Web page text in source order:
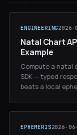
ENGINEERING2026-
Natal Chart
Example
Compute a natal
SDK — typed
beats a local
EPHEMERIS2026-